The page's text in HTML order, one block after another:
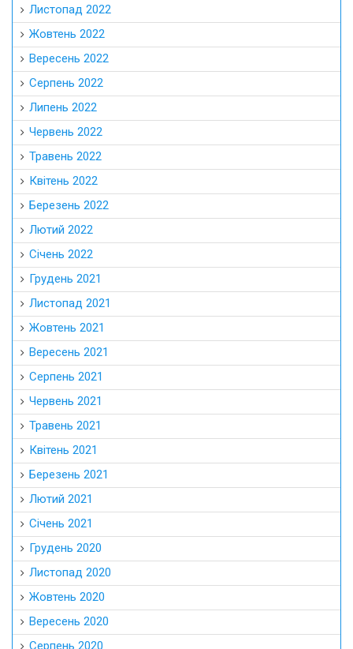
Листопад 2022
Жовтень 2022
Вересень 2022
Серпень 2022
Липень 2022
Червень 2022
Травень 2022
Квітень 2022
Березень 2022
Лютий 2022
Січень 2022
Грудень 2021
Листопад 2021
Жовтень 2021
Вересень 2021
Серпень 2021
Червень 2021
Травень 2021
Квітень 2021
Березень 2021
Лютий 2021
Січень 2021
Грудень 2020
Листопад 2020
Жовтень 2020
Вересень 2020
Серпень 2020